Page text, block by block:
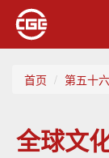
首页 第五十
全球文